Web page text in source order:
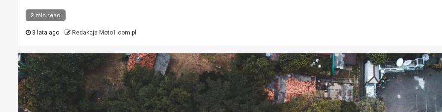
2 min read
3 lata ago Redakcja Moto1.com.pl